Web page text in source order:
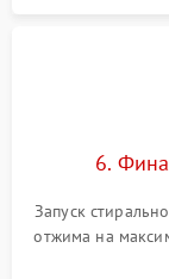
6.
Запуск
отжима на